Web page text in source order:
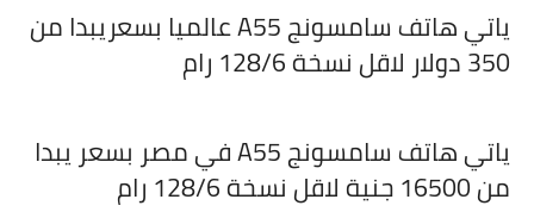
ياتي هاتف سامسونجA55عالميا بسعريبدا من
350 دولار لاقل نسخة 128/6 رام
ياتي هاتف سامسونجA55في مصر بسعر يبدا
من 16500 جنية لاقل نسخة 128/6 رام